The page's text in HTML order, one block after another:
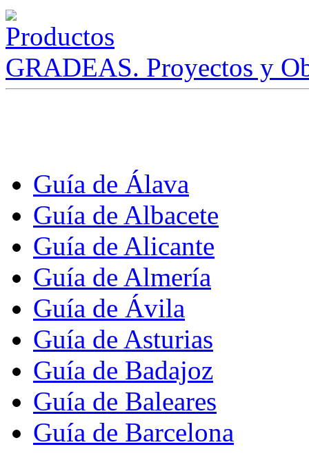
GRADEAS. Proyectos y
Guía de Álava
Guía de Albacete
Guía de Alicante
Guía de Almería
Guía de Ávila
Guía de Asturias
Guía de Badajoz
Guía de Baleares
Guía de Barcelona